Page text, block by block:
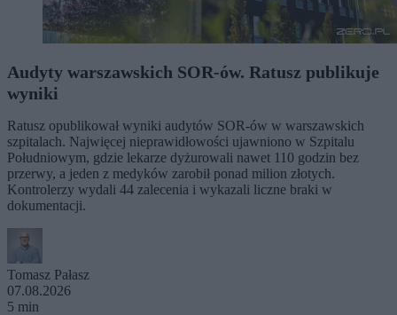
Audyty warszawskich SOR-ów. Ratusz publikuje
wyniki
Ratusz opublikował wyniki audytów SOR-ów w warszawskich
szpitalach. Najwięcej nieprawidłowości ujawniono w Szpitalu
Południowym, gdzie lekarze dyżurowali nawet 110 godzin bez
przerwy, a jeden z medyków zarobił ponad milion złotych.
Kontrolerzy wydali 44 zalecenia i wykazali liczne braki w
dokumentacji.
Tomasz Pałasz
07.08.2026
5 min